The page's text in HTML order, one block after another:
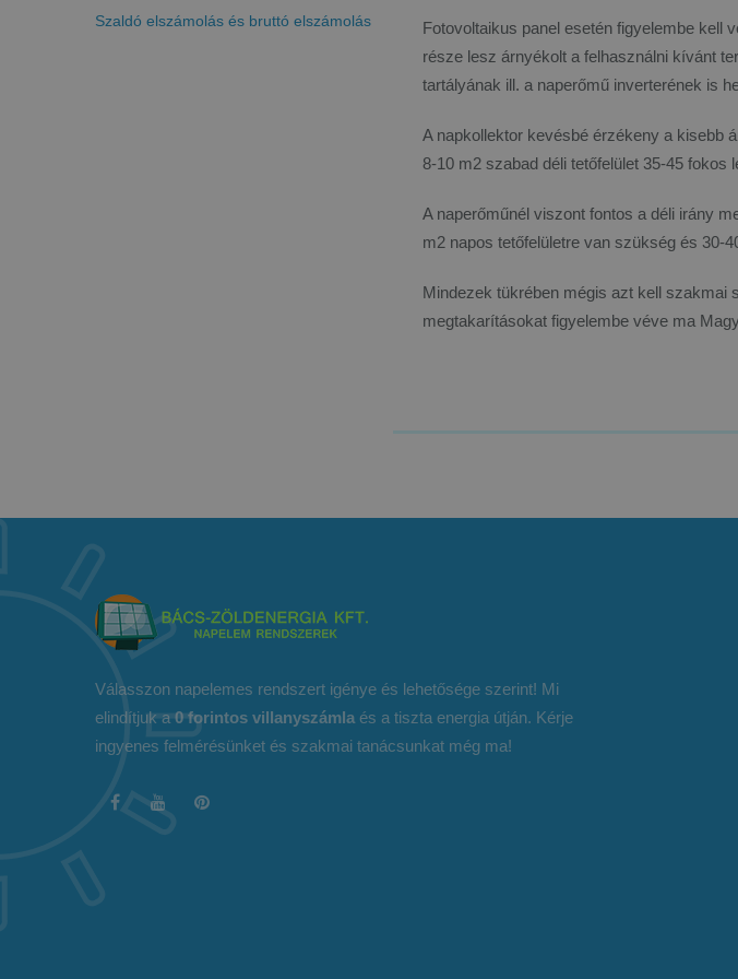
Szaldó elszámolás és bruttó elszámolás
Fotovoltaikus panel esetén figyelembe kell
része lesz árnyékolt a felhasználni kívánt
tartályának ill. a naperőmű inverterének is
A napkollektor kevésbé érzékeny a kisebb
8-10 m2 szabad déli tetőfelület 35-45 fokos
A naperőműnél viszont fontos a déli irány
m2 napos tetőfelületre van szükség és 30-
Mindezek tükrében mégis azt kell szakmai
megtakarításokat figyelembe véve ma
Válasszon napelemes rendszert igénye és lehetősége szerint! Mi
elindítjuk a 0 forintos villanyszámla és a tiszta energia útján. Kérje
ingyenes felmérésünket és szakmai tanácsunkat még ma!